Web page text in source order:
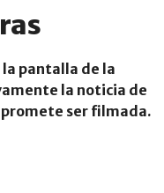
pantalla de la
la noticia de
ser filmada.